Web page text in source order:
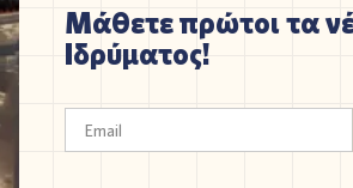
Μάθετε πρώτοι τα
Ιδρύματος!